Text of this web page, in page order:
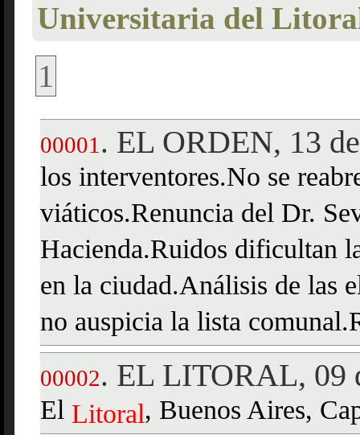
Universitaria del
1
00001 . EL ORDEN, 13
los interventores.No se
viáticos.Renuncia del Dr.
Hacienda.Ruidos dificultan
en la ciudad.Análisis de las
no auspicia la lista
00002. EL LITORAL, 09
El Litoral, Buenos Aires,